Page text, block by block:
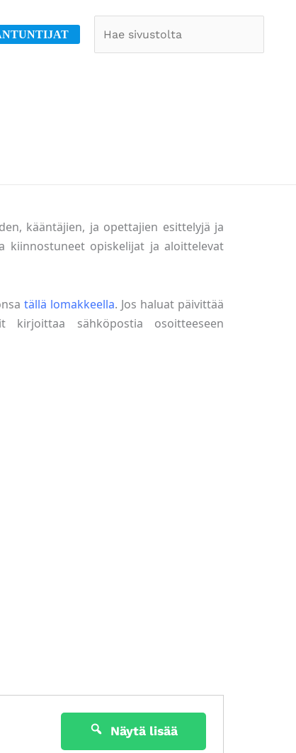
kääntäjien, ja opettajien esittelyjä ja
kiinnostuneet opiskelijat ja aloittelevat
tällä lomakkeella. Jos haluat päivittää
sähköpostia osoitteeseen
Näytä lisää